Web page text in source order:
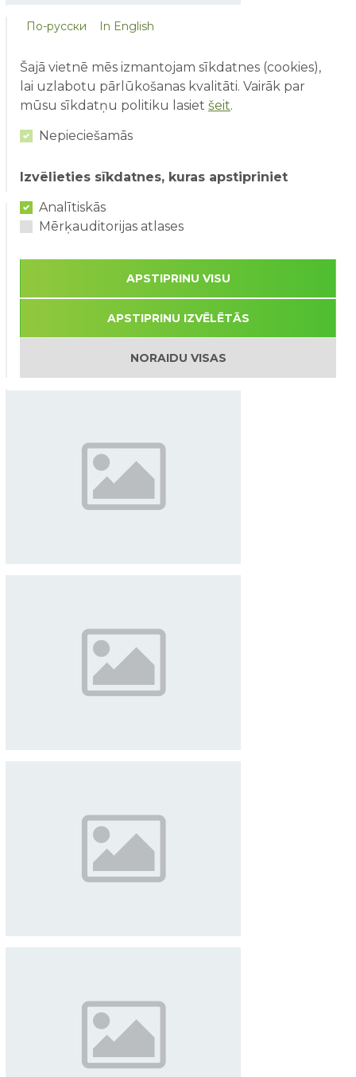
По-русски In English
Šajā vietnē mēs izmantojam sīkdatnes (cookies),
lai uzlabotu pārlūkošanas kvalitāti. Vairāk par
mūsu sīkdatņu politiku lasiet šeit.
Nepieciešamās
Izvēlieties sīkdatnes, kuras apstipriniet
Analītiskās
Mērķauditorijas atlases
APSTIPRINU VISU
APSTIPRINU IZVĒLĒTĀS
NORAIDU VISAS